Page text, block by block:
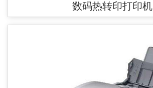
数码热转印打印机